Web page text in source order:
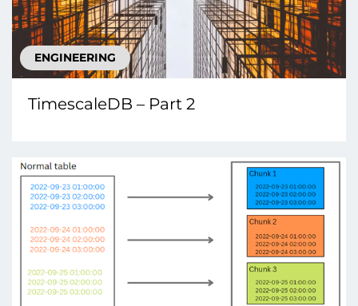
ENGINEERING
TimescaleDB – Part 2